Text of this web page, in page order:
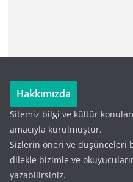
Hakkımızda
Sitemiz bilgi ve kültür
amacıyla kurulmuştur.
Sizlerin öneri ve düşünceleri
dilekle bizimle ve
yazabilirsiniz.